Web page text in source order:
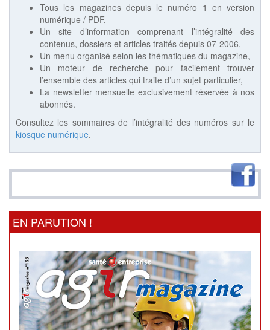
Tous les magazines depuis le numéro 1 en version
numérique / PDF,
Un site d’information comprenant l’intégralité des
contenus, dossiers et articles traités depuis 07-2006,
Un menu organisé selon les thématiques du magazine,
Un moteur de recherche pour facilement trouver
l’ensemble des articles qui traite d’un sujet particulier,
La newsletter mensuelle exclusivement réservée à nos
abonnés.
Consultez les sommaires de l’intégralité des numéros sur le
kiosque numérique.
EN PARUTION !